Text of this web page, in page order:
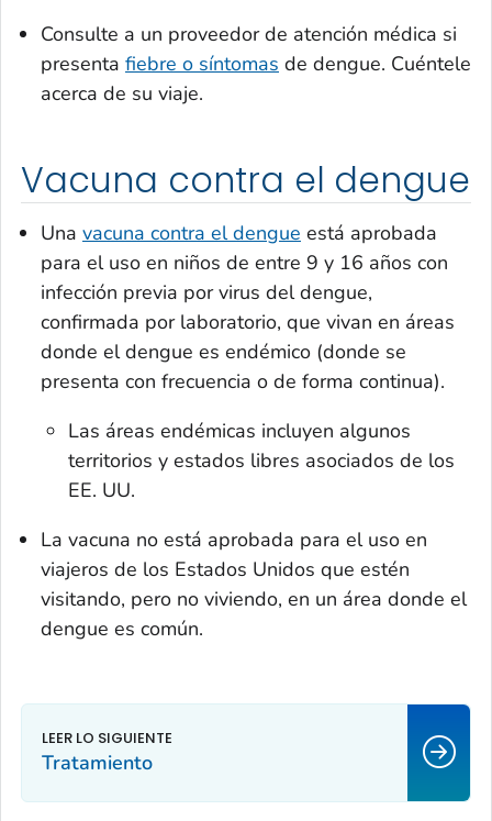
Consulte a un proveedor de atención médica si
presenta fiebre o síntomas de dengue. Cuéntele
acerca de su viaje.
Vacuna contra el dengue
Una vacuna contra el dengue está aprobada
para el uso en niños de entre 9 y 16 años con
infección previa por virus del dengue,
confirmada por laboratorio, que vivan en áreas
donde el dengue es endémico (donde se
presenta con frecuencia o de forma continua).
Las áreas endémicas incluyen algunos
territorios y estados libres asociados de los
EE. UU.
La vacuna no está aprobada para el uso en
viajeros de los Estados Unidos que estén
visitando, pero no viviendo, en un área donde el
dengue es común.
Tratamiento